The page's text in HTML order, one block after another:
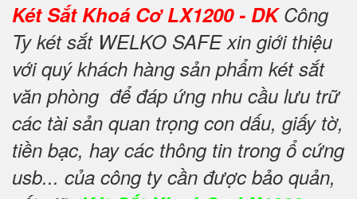
Két Sắt Khoá Cơ LX1200 - DKCông
Ty két sắt WELKO SAFE xin giới thiệu
với quý khách hàng sản phẩm két sắt
văn phòng để đáp ứng nhu cầu lưu trữ
các tài sản quan trọng con dấu, giấy tờ,
tiền bạc, hay các thông tin trong ổ cứng
usb... của công ty cần được bảo quản,